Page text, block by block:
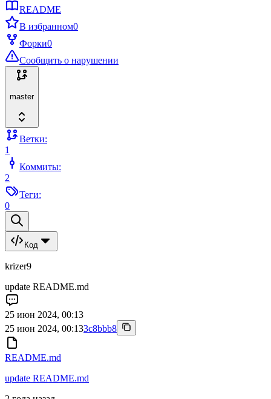
README
В избранном0
Форки0
Сообщить о нарушении
master
Ветки:
1
Коммиты:
2
Теги:
0
Код
krizer9
update README.md
25 июн 2024, 00:13
25 июн 2024, 00:133c8bbb8
README.md
update README.md